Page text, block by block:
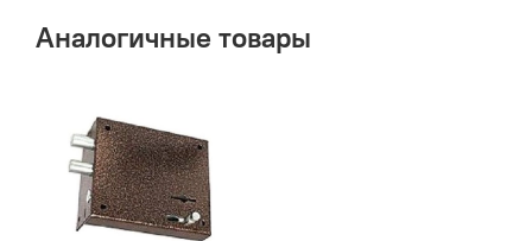
Аналогичные товары